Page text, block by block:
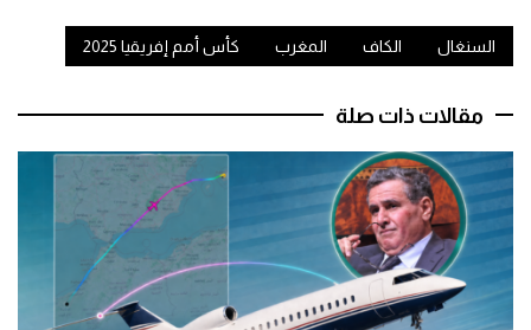
السنغال الكاف المغرب كأس أمم إفريقيا 2025
مقالات ذات صلة